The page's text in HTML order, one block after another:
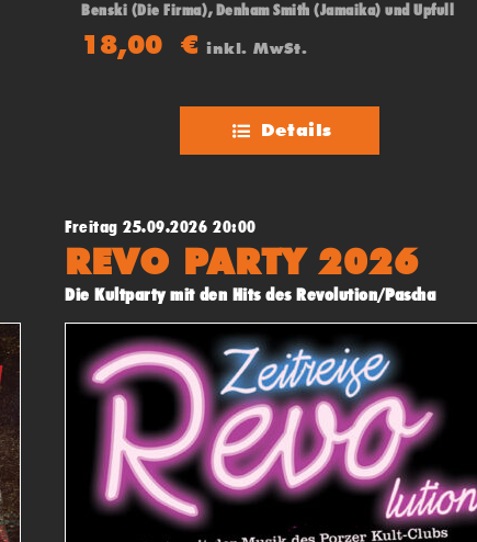
Benski (Die Firma), Denham Smith (Jamaika) und Upfull
Vision (Trinidad & Tobago)
18,00€ inkl. MwSt.
Details
Freitag 25.09.2026 20:00
REVO PARTY 2026
Die Kultparty mit den Hits des Revolution/Pascha